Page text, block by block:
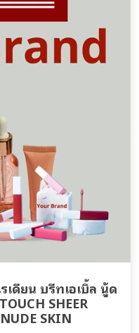
เดียน บรีทเอเบิ้ล นู้ด
SHEER
SKIN